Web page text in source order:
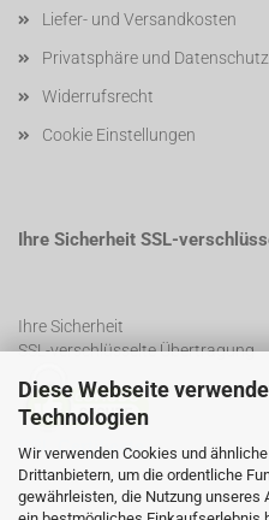
Diese Webseite
Technologien
Wir verwenden Cookies und
Drittanbietern, um die ordentliche
gewährleisten, die Nutzung unseres
Liefer- und Versandkosten
Privatsphäre und Datenschutz
Widerrufsrecht
Cookie Einstellungen
Ihre Sicherheit SSL-
Ihre Sicherheit
SSL-verschlüsselte Übertragung
SSL Certificate